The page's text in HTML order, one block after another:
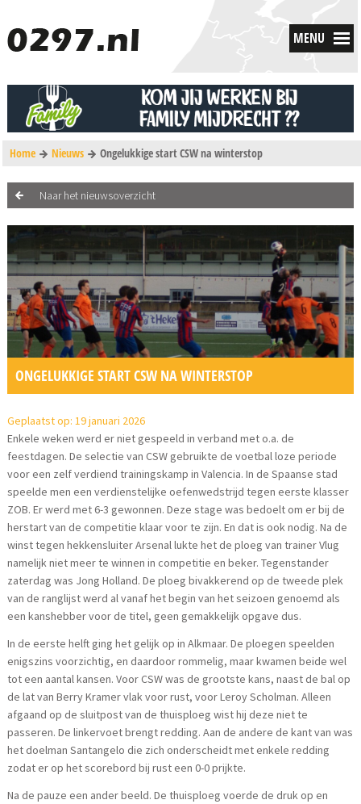
MENU
Home Nieuws Ongelukkige start CSW na winterstop
Naar het nieuwsoverzicht
ONGELUKKIGE START CSW NA WINTERSTOP
Geplaatst op: 19 januari 2026
Enkele weken werd er niet gespeeld in verband met o.a. de
feestdagen. De selectie van CSW gebruikte de voetbal loze periode
voor een zelf verdiend trainingskamp in Valencia. In de Spaanse stad
speelde men een verdienstelijke oefenwedstrijd tegen eerste klasser
ZOB. Er werd met 6-3 gewonnen. Deze stage was bedoelt om er bij de
herstart van de competitie klaar voor te zijn. En dat is ook nodig. Na de
winst tegen hekkensluiter Arsenal lukte het de ploeg van trainer Vlug
namelijk niet meer te winnen in competitie en beker. Tegenstander
zaterdag was Jong Holland. De ploeg bivakkerend op de tweede plek
van de ranglijst werd al vanaf het begin van het seizoen genoemd als
een kanshebber voor de titel, geen gemakkelijk opgave dus.
In de eerste helft ging het gelijk op in Alkmaar. De ploegen speelden
enigszins voorzichtig, en daardoor rommelig, maar kwamen beide wel
tot een aantal kansen. Voor CSW was de grootste kans, naast de bal op
de lat van Berry Kramer vlak voor rust, voor Leroy Scholman. Alleen
afgaand op de sluitpost van de thuisploeg wist hij deze niet te
passeren. De linkervoet brengt redding. Aan de andere de kant van was
het doelman Santangelo die zich onderscheidt met enkele redding
zodat er op het scorebord bij rust een 0-0 prijkte.
Na de pauze een ander beeld. De thuisploeg voerde de druk op en